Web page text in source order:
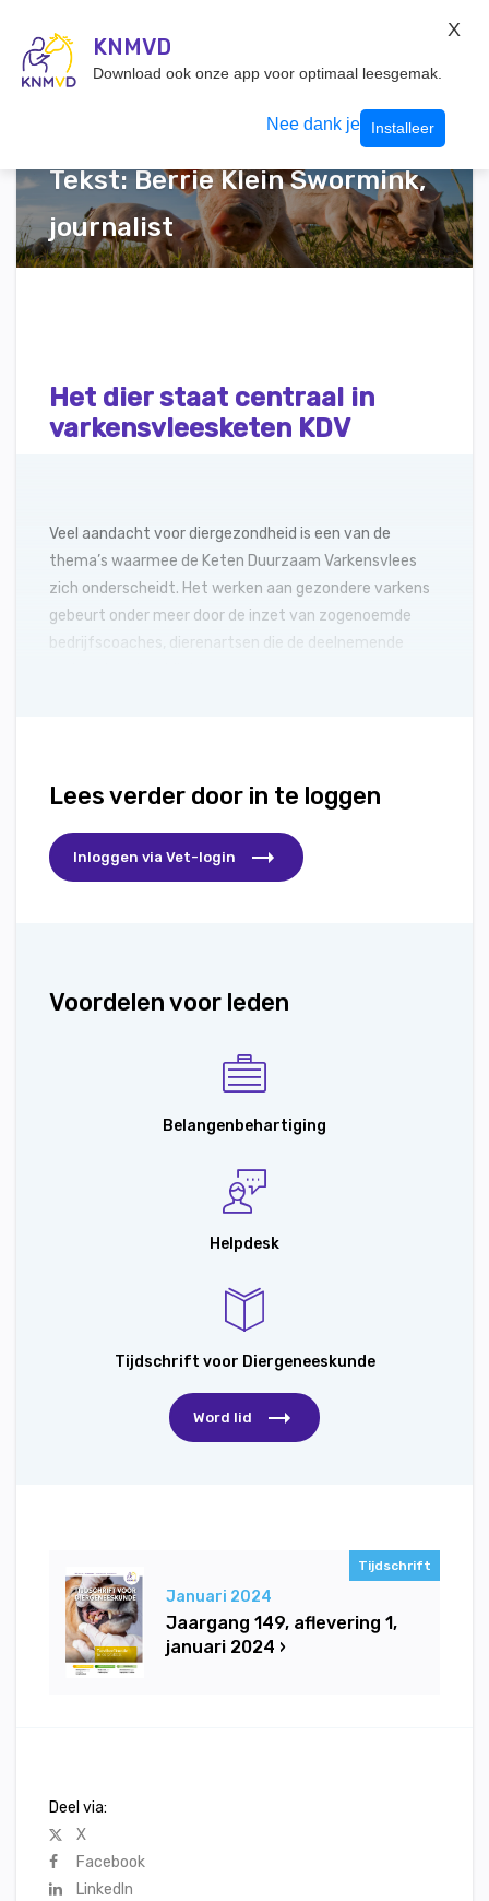
Inloggen
Tekst: Berrie Klein Swormink,
journalist
Het dier staat centraal in
varkensvleesketen KDV
Veel aandacht voor diergezondheid is een van de
thema’s waarmee de Keten Duurzaam Varkensvlees
zich onderscheidt. Het werken aan gezondere varkens
gebeurt onder meer door de inzet van zogenoemde
bedrijfscoaches, dierenartsen die de deelnemende
Lees verder door in te loggen
Inloggen via Vet-login
Voordelen voor leden
Belangenbehartiging
Helpdesk
Tijdschrift voor Diergeneeskunde
Word lid
Tijdschrift
Januari 2024
Jaargang 149, aflevering 1,
januari 2024 ›
Deel via:
X
Facebook
LinkedIn
KNMVD
Download ook onze app voor optimaal leesgemak.
Nee dank je Installeer
X